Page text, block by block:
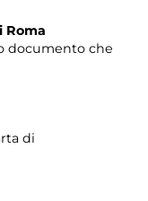
Roma
documento che
di